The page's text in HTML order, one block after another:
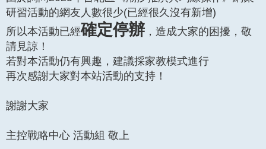
研習活動的網友人數很少(已經很久沒有新增)
所以本活動已經確定停辦 ，造成大家的困擾，敬
請見諒！
若對本活動仍有興趣，建議採家教模式進行
再次感謝大家對本站活動的支持！
謝謝大家
主控戰略中心 活動組 敬上